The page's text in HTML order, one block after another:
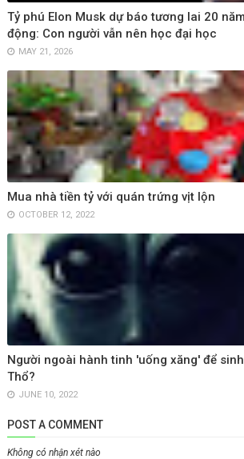
Tỷ phú Elon Musk dự báo tương lai 20
động: Con người vẫn nên học đại học
MAY 21, 2026
Mua nhà tiền tỷ với quán trứng vịt lộn
OCTOBER 12, 2022
Người ngoài hành tinh 'uống xăng' để
Thổ?
JUNE 10, 2022
POST A COMMENT
Không có nhận xét nào